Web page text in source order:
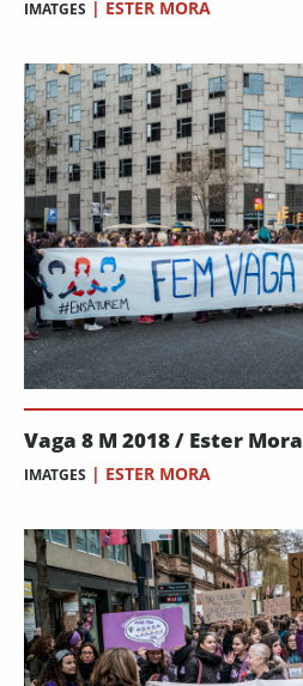
IMATGES | ESTER MORA
Vaga 8 M 2018 / Ester Mora
IMATGES | ESTER MORA